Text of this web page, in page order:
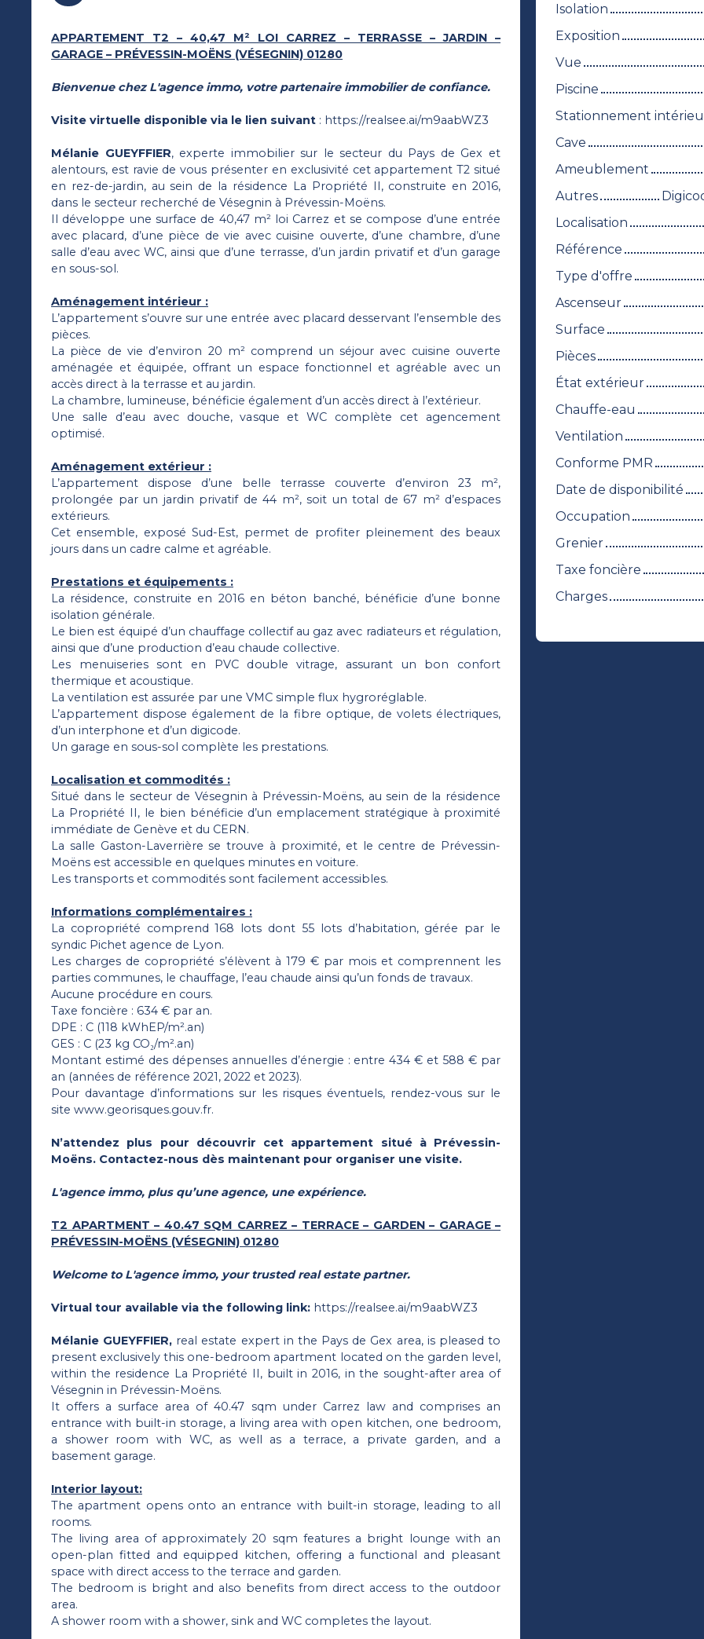
APPARTEMENT T2 – 40,47 M² LOI CARREZ – TERRASSE – JARDIN –
GARAGE – PRÉVESSIN-MOËNS (VÉSEGNIN) 01280
Bienvenue chez L'agence immo, votre partenaire immobilier de confiance.
Visite virtuelle disponible via le lien suivant : https://realsee.ai/m9aabWZ3
Mélanie GUEYFFIER, experte immobilier sur le secteur du Pays de Gex et
alentours, est ravie de vous présenter en exclusivité cet appartement T2 situé
en rez-de-jardin, au sein de la résidence La Propriété II, construite en 2016,
dans le secteur recherché de Vésegnin à Prévessin-Moëns.
Il développe une surface de 40,47 m² loi Carrez et se compose d’une entrée
avec placard, d’une pièce de vie avec cuisine ouverte, d’une chambre, d’une
salle d’eau avec WC, ainsi que d’une terrasse, d’un jardin privatif et d’un garage
en sous-sol.
Aménagement intérieur :
L’appartement s’ouvre sur une entrée avec placard desservant l’ensemble des
pièces.
La pièce de vie d’environ 20 m² comprend un séjour avec cuisine ouverte
aménagée et équipée, offrant un espace fonctionnel et agréable avec un
accès direct à la terrasse et au jardin.
La chambre, lumineuse, bénéficie également d’un accès direct à l’extérieur.
Une salle d’eau avec douche, vasque et WC complète cet agencement
optimisé.
Aménagement extérieur :
L’appartement dispose d’une belle terrasse couverte d’environ 23 m²,
prolongée par un jardin privatif de 44 m², soit un total de 67 m² d’espaces
extérieurs.
Cet ensemble, exposé Sud-Est, permet de profiter pleinement des beaux
jours dans un cadre calme et agréable.
Prestations et équipements :
La résidence, construite en 2016 en béton banché, bénéficie d’une bonne
isolation générale.
Le bien est équipé d’un chauffage collectif au gaz avec radiateurs et régulation,
ainsi que d’une production d’eau chaude collective.
Les menuiseries sont en PVC double vitrage, assurant un bon confort
thermique et acoustique.
La ventilation est assurée par une VMC simple flux hygroréglable.
L’appartement dispose également de la fibre optique, de volets électriques,
d’un interphone et d’un digicode.
Un garage en sous-sol complète les prestations.
Localisation et commodités :
Situé dans le secteur de Vésegnin à Prévessin-Moëns, au sein de la résidence
La Propriété II, le bien bénéficie d’un emplacement stratégique à proximité
immédiate de Genève et du CERN.
La salle Gaston-Laverrière se trouve à proximité, et le centre de Prévessin-
Moëns est accessible en quelques minutes en voiture.
Les transports et commodités sont facilement accessibles.
Informations complémentaires :
La copropriété comprend 168 lots dont 55 lots d’habitation, gérée par le
syndic Pichet agence de Lyon.
Les charges de copropriété s’élèvent à 179 € par mois et comprennent les
parties communes, le chauffage, l’eau chaude ainsi qu’un fonds de travaux.
Aucune procédure en cours.
Taxe foncière : 634 € par an.
DPE : C (118 kWhEP/m².an)
GES : C (23 kg CO₂/m².an)
Montant estimé des dépenses annuelles d’énergie : entre 434 € et 588 € par
an (années de référence 2021, 2022 et 2023).
Pour davantage d’informations sur les risques éventuels, rendez-vous sur le
site www.georisques.gouv.fr.
N’attendez plus pour découvrir cet appartement situé à Prévessin-
Moëns. Contactez-nous dès maintenant pour organiser une visite.
L'agence immo, plus qu’une agence, une expérience.
T2 APARTMENT – 40.47 SQM CARREZ – TERRACE – GARDEN – GARAGE –
PRÉVESSIN-MOËNS (VÉSEGNIN) 01280
Welcome to L'agence immo, your trusted real estate partner.
Virtual tour available via the following link: https://realsee.ai/m9aabWZ3
Mélanie GUEYFFIER, real estate expert in the Pays de Gex area, is pleased to
present exclusively this one-bedroom apartment located on the garden level,
within the residence La Propriété II, built in 2016, in the sought-after area of
Vésegnin in Prévessin-Moëns.
It offers a surface area of 40.47 sqm under Carrez law and comprises an
entrance with built-in storage, a living area with open kitchen, one bedroom,
a shower room with WC, as well as a terrace, a private garden, and a
basement garage.
Interior layout:
The apartment opens onto an entrance with built-in storage, leading to all
rooms.
The living area of approximately 20 sqm features a bright lounge with an
open-plan fitted and equipped kitchen, offering a functional and pleasant
space with direct access to the terrace and garden.
The bedroom is bright and also benefits from direct access to the outdoor
area.
A shower room with a shower, sink and WC completes the layout.
Isolation
Exposition
Vue
Piscine
Stationnement
Cave
Ameublement
Autres
Localisation
Référence
Type d'offre
Ascenseur
Surface
Pièces
État extérieur
Chauffe-eau
Ventilation
Conforme PMR
Date de disponibilité
Occupation
Grenier
Taxe foncière
Charges